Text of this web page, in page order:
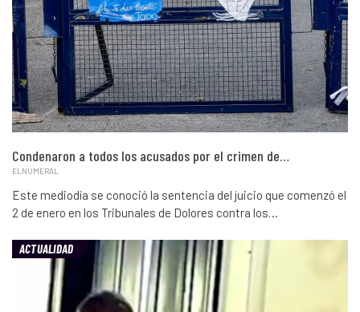
Condenaron a todos los acusados por el crimen de…
ELNUMERAL
Este mediodía se conoció la sentencia del juicio que comenzó el
2 de enero en los Tribunales de Dolores contra los…
ACTUALIDAD